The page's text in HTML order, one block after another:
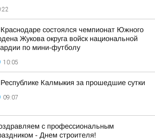
состоялся чемпионат Южного
Жукова округа войск национальной
по мини-футболу
10:05
Калмыкия за прошедшие сутки
09:07
с профессиональным
- Днем строителя!